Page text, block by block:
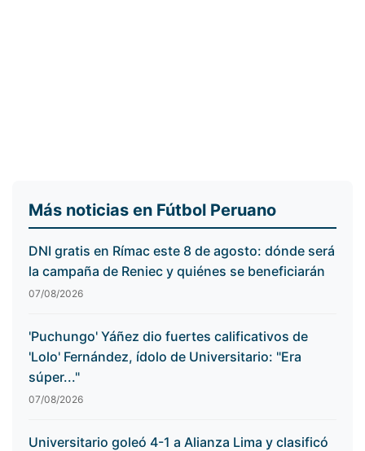
Más noticias en Fútbol Peruano
DNI gratis en Rímac este 8 de agosto: dónde será
la campaña de Reniec y quiénes se beneficiarán
07/08/2026
'Puchungo' Yáñez dio fuertes calificativos de
'Lolo' Fernández, ídolo de Universitario: "Era
súper..."
07/08/2026
Universitario goleó 4-1 a Alianza Lima y clasificó